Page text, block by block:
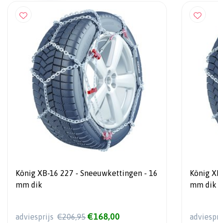
König XB-16 227 - Sneeuwkettingen - 16
mm dik
adviesprijs €206,95 €168,00
König
mm dik